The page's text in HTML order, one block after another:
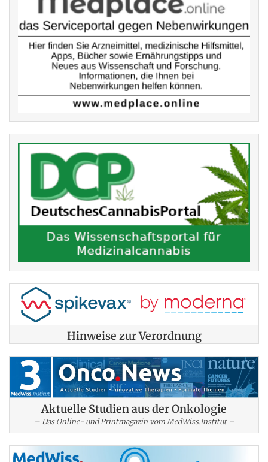
Hinweise zur Verordnung
Aktuelle Studien aus der Onkologie
– Das Online- und Printmagazin vom MedWiss.Institut –